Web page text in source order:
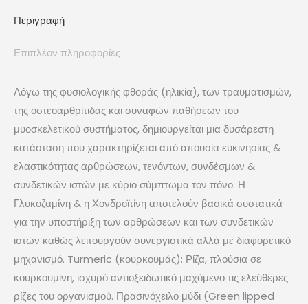
Περιγραφή
Επιπλέον πληροφορίες
Λόγω της φυσιολογικής φθοράς (ηλικία), των τραυματισμών,
της οστεοαρθρίτιδας και συναφών παθήσεων του
μυοσκελετικού συστήματος, δημιουργείται μια δυσάρεστη
κατάσταση που χαρακτηρίζεται από απουσία ευκινησίας &
ελαστικότητας αρθρώσεων, τενόντων, συνδέσμων &
συνδετικών ιστών με κύριο σύμπτωμα τον πόνο. Η
Γλυκοζαμίνη & η Χονδροϊτίνη αποτελούν βασικά συστατικά
για την υποστήριξη των αρθρώσεων και των συνδετικών
ιστών καθώς λειτουργούν συνεργιστικά αλλά με διαφορετικό
μηχανισμό. Turmeric (κουρκουμάς): Ρίζα, πλούσια σε
κουρκουμίνη, ισχυρό αντιοξειδωτικό μαχόμενο τις ελεύθερες
ρίζες του οργανισμού. Πρασινόχειλο μύδι (Green lipped